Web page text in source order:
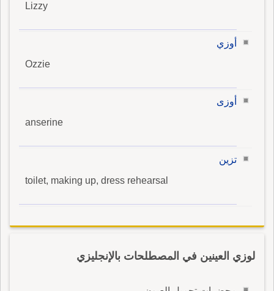
Lizzy
أوزي
Ozzie
أوزى
anserine
تزين
toilet, making up, dress rehearsal
لوزي العينين في المصطلحات بالإنجليزي